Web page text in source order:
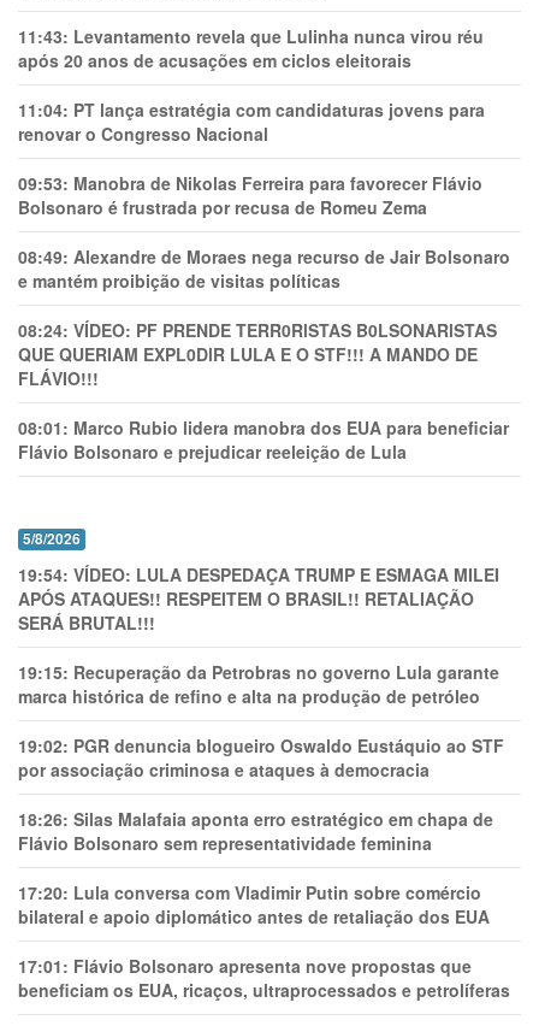
11:43: Levantamento revela que Lulinha nunca virou réu
após 20 anos de acusações em ciclos eleitorais
11:04: PT lança estratégia com candidaturas jovens para
renovar o Congresso Nacional
09:53: Manobra de Nikolas Ferreira para favorecer Flávio
Bolsonaro é frustrada por recusa de Romeu Zema
08:49: Alexandre de Moraes nega recurso de Jair Bolsonaro
e mantém proibição de visitas políticas
08:24: VÍDEO: PF PRENDE TERR0RlSTAS B0LSONARlSTAS
QUE QUERIAM EXPL0DlR LULA E O STF!!! A MANDO DE
FLÁVIO!!!
08:01: Marco Rubio lidera manobra dos EUA para beneficiar
Flávio Bolsonaro e prejudicar reeleição de Lula
5/8/2026
19:54: VÍDEO: LULA DESPEDAÇA TRUMP E ESMAGA MILEI
APÓS ATAQUES!! RESPEITEM O BRASIL!! RETALIAÇÃO
SERÁ BRUTAL!!!
19:15: Recuperação da Petrobras no governo Lula garante
marca histórica de refino e alta na produção de petróleo
19:02: PGR denuncia blogueiro Oswaldo Eustáquio ao STF
por associação criminosa e ataques à democracia
18:26: Silas Malafaia aponta erro estratégico em chapa de
Flávio Bolsonaro sem representatividade feminina
17:20: Lula conversa com Vladimir Putin sobre comércio
bilateral e apoio diplomático antes de retaliação dos EUA
17:01: Flávio Bolsonaro apresenta nove propostas que
beneficiam os EUA, ricaços, ultraprocessados e petrolíferas